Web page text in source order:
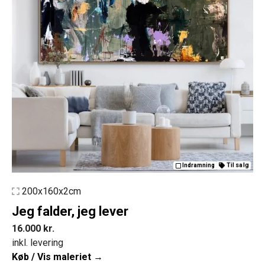
Indramning Til salg
200x160x2cm
Jeg falder, jeg lever
16.000 kr.
inkl. levering
Køb / Vis maleriet →